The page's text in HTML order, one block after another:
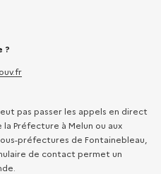
?
pas passer les appels en direct
Préfecture à Melun ou aux
préfectures de Fontainebleau,
de contact permet un